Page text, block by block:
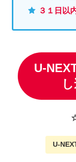
３１日以
U-
U-